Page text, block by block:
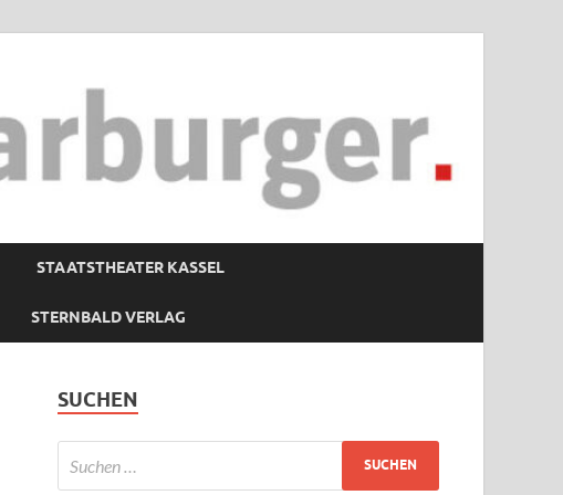
STAATSTHEATER KASSEL
STERNBALD VERLAG
SUCHEN